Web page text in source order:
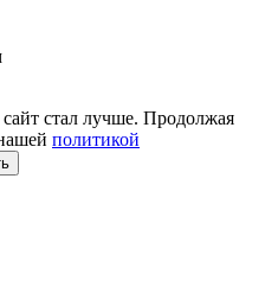
стал лучше. Продолжая
политикой